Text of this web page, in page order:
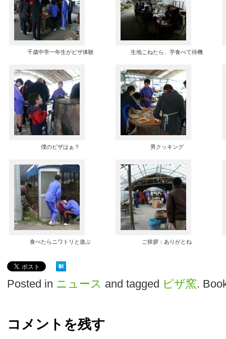
千歳中学一年生がピザ体験 生地こねたら、芋食べて待機
僕のピザはぁ？ 男クッキング
食べたらニワトリと遊ぶ ご挨拶：ありがとね
Posted in ニュース and tagged ピザ窯.
コメントを残す